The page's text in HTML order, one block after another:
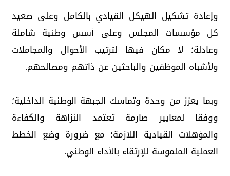
وإعادة تشكيل الهيكل القيادي بالكامل وعلى صعيد
كل مؤسسات المجلس وعلى أسس وطنية شاملة
وعادلة؛ لا مكان فيها لترتيب الأحوال والمجاملات
ولأشباه الموظفين والباحثين عن ذاتهم ومصالحهم.
وبما يعزز من وحدة وتماسك الجبهة الوطنية الداخلية؛
ووفقا لمعايير صارمة تعتمد النزاهة والكفاءة
والمؤهلات القيادية اللازمة؛ مع ضرورة وضع الخطط
العملية الملموسة للإرتقاء بالأداء الوطني.